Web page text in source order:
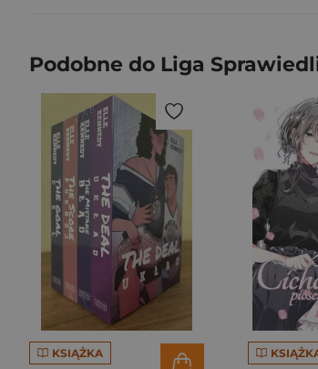
Podobne do Liga
KSIĄŻKA